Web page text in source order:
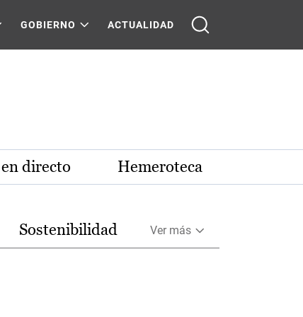
GOBIERNO ACTUALIDAD
directo Hemeroteca
Sostenibilidad Ver más